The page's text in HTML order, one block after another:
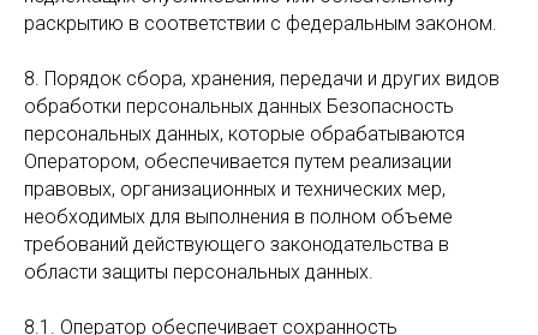
раскрытию в соответствии с федеральным законом.
8. Порядок сбора, хранения, передачи и других видов
обработки персональных данных Безопасность
персональных данных, которые обрабатываются
Оператором, обеспечивается путем реализации
правовых, организационных и технических мер,
необходимых для выполнения в полном объеме
требований действующего законодательства в
области защиты персональных данных.
8.1. Оператор обеспечивает сохранность